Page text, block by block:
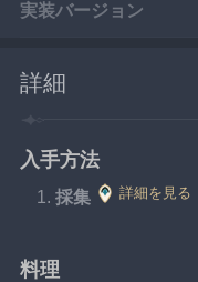
実装バージョン
詳細
入手方法
採集 詳細を見る
料理